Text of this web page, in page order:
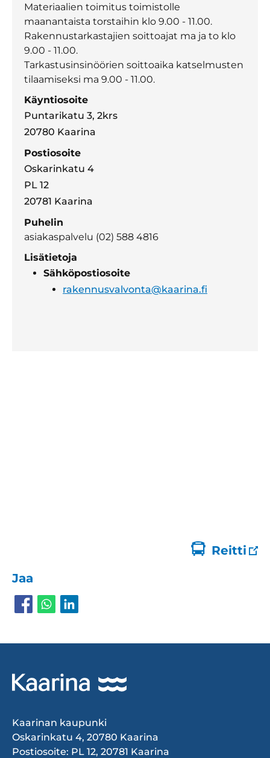
Materiaalien toimitus toimistolle
maanantaista torstaihin klo 9.00 - 11.00.
Rakennustarkastajien soittoajat ma ja to klo
9.00 - 11.00.
Tarkastusinsinöörien soittoaika katselmusten
tilaamiseksi ma 9.00 - 11.00.
Käyntiosoite
Puntarikatu 3, 2krs
20780 Kaarina
Postiosoite
Oskarinkatu 4
PL 12
20781 Kaarina
Puhelin
asiakaspalvelu (02) 588 4816
Lisätietoja
Sähköpostiosoite
rakennusvalvonta@kaarina.fi
Reitti
Jaa
Kaarinan kaupunki
Oskarinkatu 4, 20780 Kaarina
Postiosoite: PL 12, 20781 Kaarina